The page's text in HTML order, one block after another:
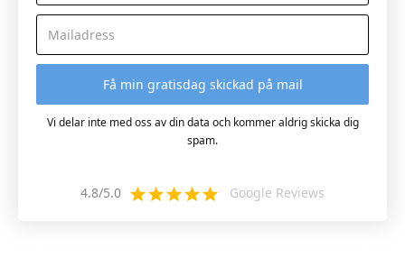
Vi delar inte med oss av din data och kommer aldrig skicka dig
spam.
4.8/5.0 Google Reviews